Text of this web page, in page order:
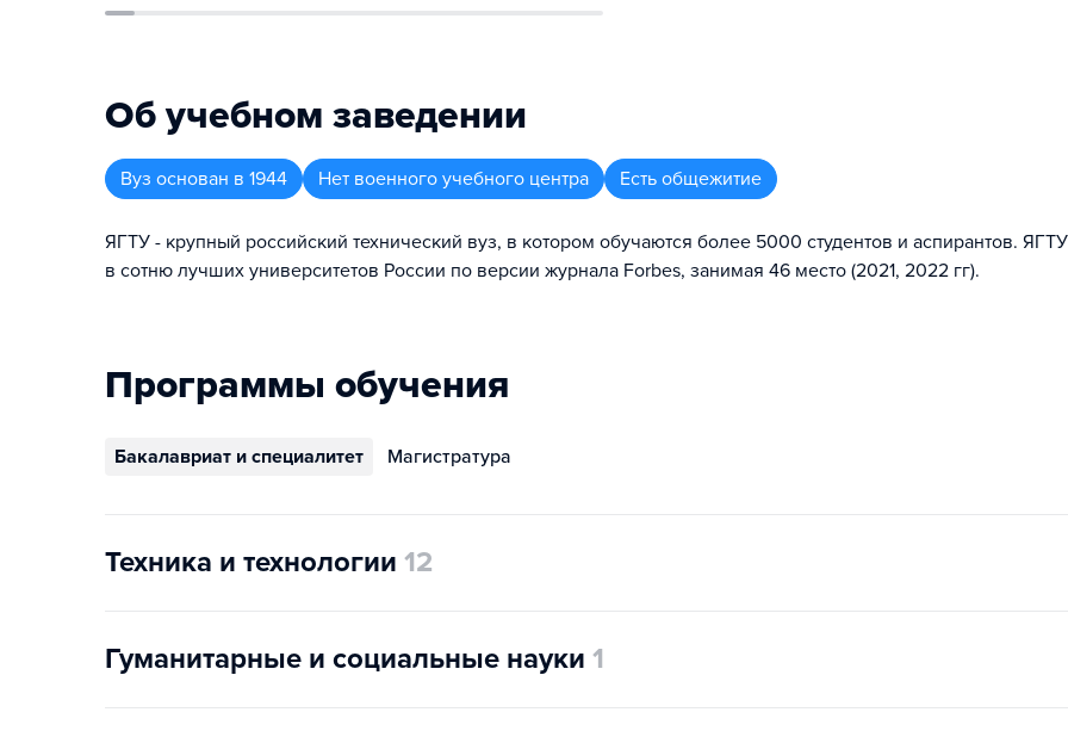
Об учебном заведении
Вуз основан в 1944 Нет военного учебного центра Есть общежитие
ЯГТУ - крупный российский технический вуз, в котором обучаются более 5000 студентов и аспирантов.
в сотню лучших университетов России по версии журнала Forbes, занимая 46 место (2021, 2022 гг).
Программы обучения
Бакалавриат и специалитет Магистратура
Техника и технологии 12
Гуманитарные и социальные науки 1